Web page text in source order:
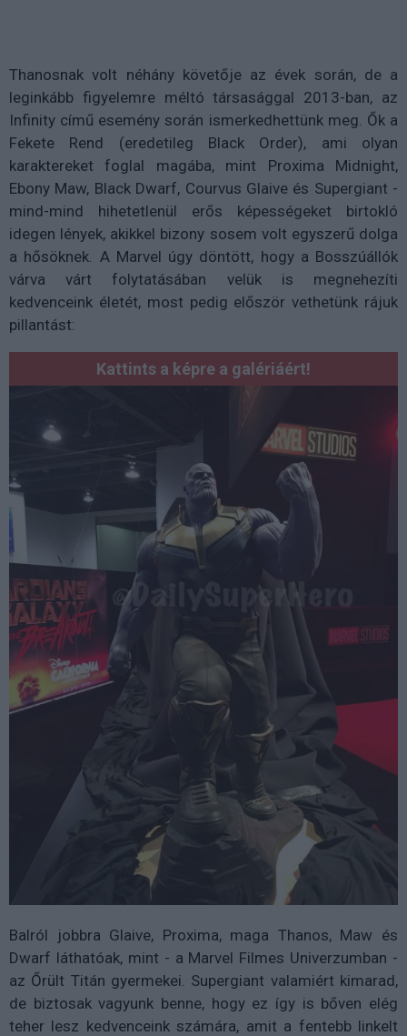
Thanosnak volt néhány követője az évek során, de a
leginkább figyelemre méltó társasággal 2013-ban, az
Infinity című esemény során ismerkedhettünk meg. Ők a
Fekete Rend (eredetileg Black Order), ami olyan
karaktereket foglal magába, mint Proxima Midnight,
Ebony Maw, Black Dwarf, Courvus Glaive és Supergiant -
mind-mind hihetetlenül erős képességeket birtokló
idegen lények, akikkel bizony sosem volt egyszerű dolga
a hősöknek. A Marvel úgy döntött, hogy a Bosszúállók
várva várt folytatásában velük is megnehezíti
kedvenceink életét, most pedig először vethetünk rájuk
pillantást:
Kattints a képre a galériáért!
Balról jobbra Glaive, Proxima, maga Thanos, Maw és
Dwarf láthatóak, mint - a Marvel Filmes Univerzumban -
az Őrült Titán gyermekei. Supergiant valamiért kimarad,
de biztosak vagyunk benne, hogy ez így is bőven elég
teher lesz kedvenceink számára, amit a fentebb linkelt